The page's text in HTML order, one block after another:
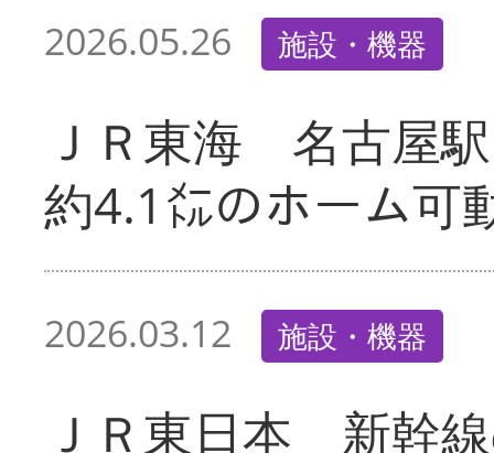
2026.05.26 施設・機器
ＪＲ東海 名古屋
約4.1㍍のホーム可
2026.03.12 施設・機器
ＪＲ東日本 新幹